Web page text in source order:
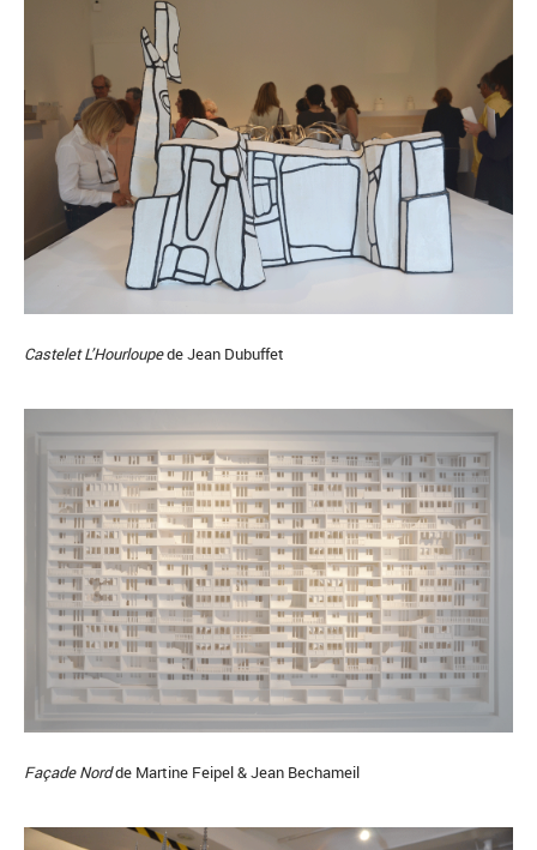
Castelet L’Hourloupede Jean Dubuffet
Façade Nordde Martine Feipel & Jean Bechameil